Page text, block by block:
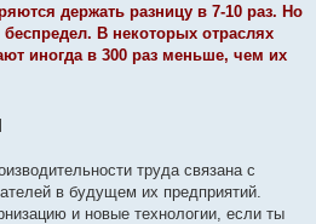
держать разницу в 7-10 раз. Но
В некоторых отраслях
иногда в 300 раз меньше, чем их
труда связана с
в будущем их предприятий.
и новые технологии, если ты